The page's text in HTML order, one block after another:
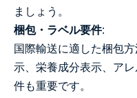
ましょう。
梱包・ラベル要件:
国際輸送に適した梱包
示、栄養成分表示、ア
件も重要です。